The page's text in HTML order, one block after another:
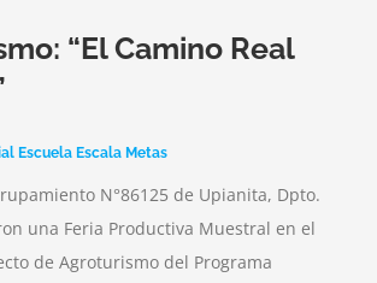
“El Camino Real
Escuela Escala Metas
N°86125 de Upianita, Dpto.
una Feria Productiva Muestral en el
de Agroturismo del Programa